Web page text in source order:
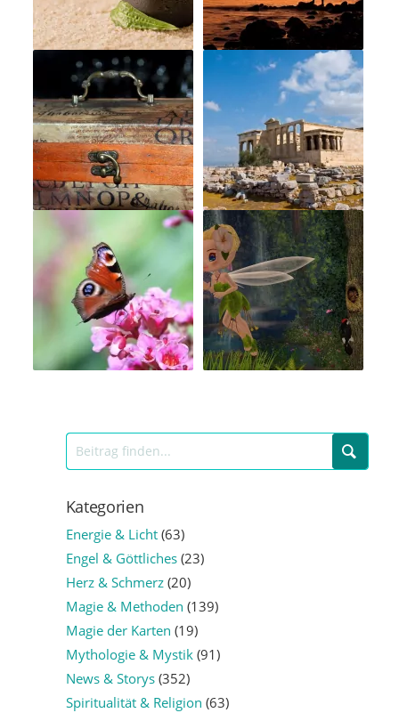
Kategorien
Energie & Licht(63)
Engel & Göttliches(23)
Herz & Schmerz(20)
Magie & Methoden (139)
Magie der Karten (19)
Mythologie & Mystik(91)
News & Storys(352)
Spiritualität & Religion (63)